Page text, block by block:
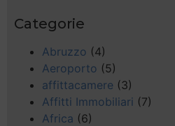
Categorie
Abruzzo (4)
Aeroporto (5)
affittacamere (3)
Affitti Immobiliari (7)
Africa (6)